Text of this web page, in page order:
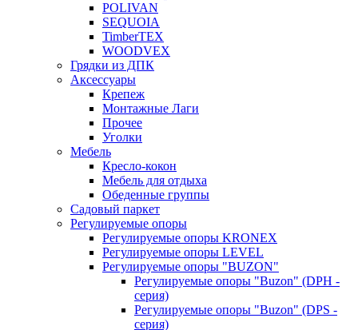
POLIVAN
SEQUOIA
TimberTEX
WOODVEX
Грядки из ДПК
Аксессуары
Крепеж
Монтажные Лаги
Прочее
Уголки
Мебель
Кресло-кокон
Мебель для отдыха
Обеденные группы
Садовый паркет
Регулируемые опоры
Регулируемые опоры KRONEX
Регулируемые опоры LEVEL
Регулируемые опоры "BUZON"
Регулируемые опоры "Buzon" (DPH -
серия)
Регулируемые опоры "Buzon" (DPS -
серия)